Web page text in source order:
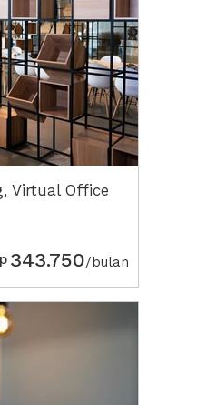
Virtual Office
343.750/bulan